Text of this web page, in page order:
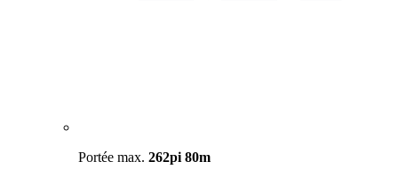
Portée max. 262pi 80m